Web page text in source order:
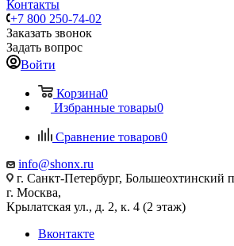
Контакты
+7 800 250-74-02
Заказать звонок
Задать вопрос
Войти
Корзина0
Избранные товары0
Сравнение товаров0
info@shonx.ru
г. Санкт-Петербург, Большеохтинский
г. Москва,
Крылатская ул., д. 2, к. 4 (2 этаж)
Вконтакте